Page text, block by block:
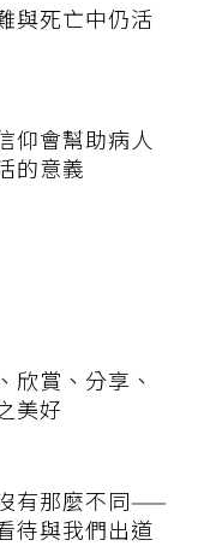
與死亡中仍活
仰會幫助病人
的意義
欣賞、分享、
美好
有那麼不同——
待與我們出道